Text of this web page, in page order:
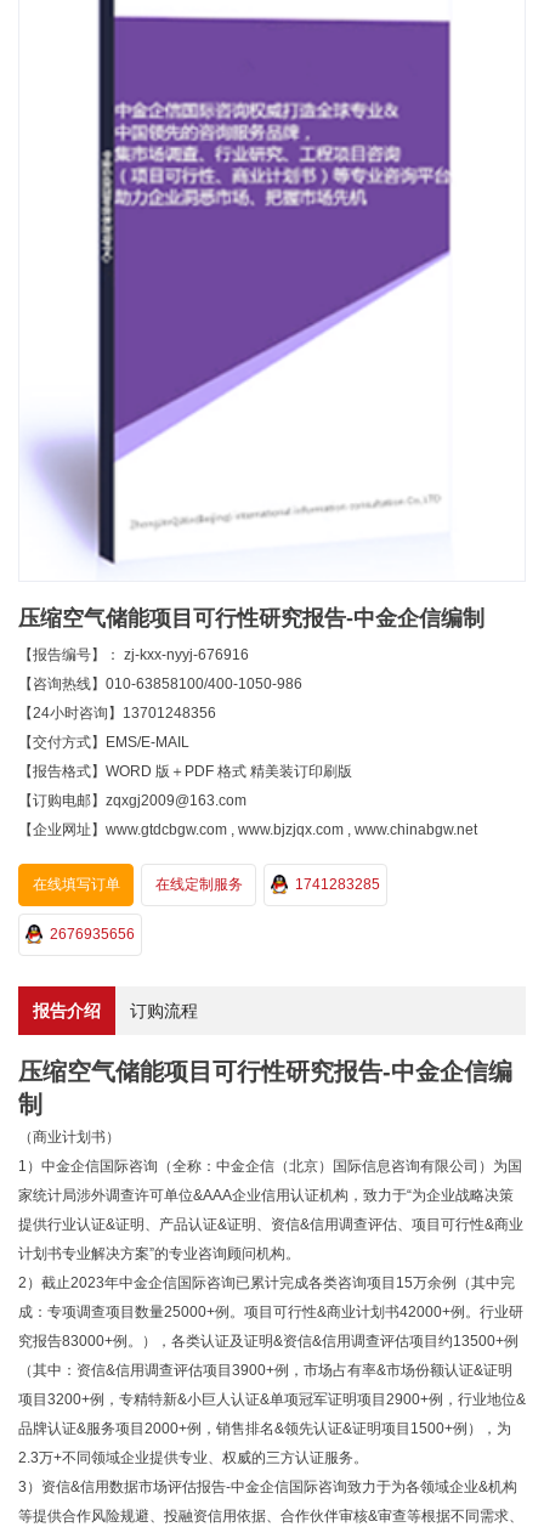
压缩空气储能项目可行性研究报告-中金企信编制
【报告编号】： zj-kxx-nyyj-676916
【咨询热线】010-63858100/400-1050-986
【24小时咨询】13701248356
【交付方式】EMS/E-MAIL
【报告格式】WORD 版＋PDF 格式 精美装订印刷版
【订购电邮】zqxgj2009@163.com
【企业网址】www.gtdcbgw.com , www.bjzjqx.com , www.chinabgw.net
在线填写订单 在线定制服务 1741283285
2676935656
报告介绍 订购流程
压缩空气储能项目可行性研究报告-中金企信编
制
（商业计划书）
1）中金企信国际咨询（全称：中金企信（北京）国际信息咨询有限公司）为国
家统计局涉外调查许可单位&AAA企业信用认证机构，致力于“为企业战略决策
提供行业认证&证明、产品认证&证明、资信&信用调查评估、项目可行性&商业
计划书专业解决方案”的专业咨询顾问机构。
2）截止2023年中金企信国际咨询已累计完成各类咨询项目15万余例（其中完
成：专项调查项目数量25000+例。项目可行性&商业计划书42000+例。行业研
究报告83000+例。），各类认证及证明&资信&信用调查评估项目约13500+例
（其中：资信&信用调查评估项目3900+例，市场占有率&市场份额认证&证明
项目3200+例，专精特新&小巨人认证&单项冠军证明项目2900+例，行业地位&
品牌认证&服务项目2000+例，销售排名&领先认证&证明项目1500+例），为
2.3万+不同领域企业提供专业、权威的三方认证服务。
3）资信&信用数据市场评估报告-中金企信国际咨询致力于为各领域企业&机构
等提供合作风险规避、投融资信用依据、合作伙伴审核&审查等根据不同需求、